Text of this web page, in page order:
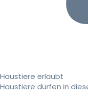
Haustiere erlaubt
Haustiere dürfen in